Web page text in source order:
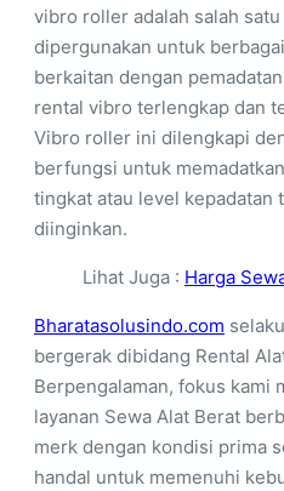
vibro roller adalah salah
dipergunakan untuk
berkaitan dengan
rental vibro terlengkap dan
Vibro roller ini dilengkapi
berfungsi untuk
tingkat atau level kepadatan
diinginkan.
Lihat Juga : Harga
Bharatasolusindo.com
bergerak dibidang Rental
Berpengalaman, fokus kami
layanan Sewa Alat Berat
merk dengan kondisi prima
handal untuk memenuhi